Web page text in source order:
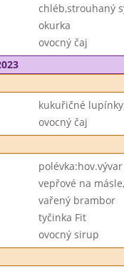
chléb,strouhaný
okurka
ovocný čaj
kukuřičné
ovocný čaj
vepřové na
vařený brambor
tyčinka Fit
ovocný sirup